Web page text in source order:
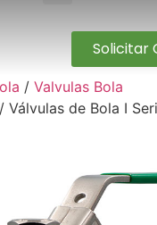
Solicitar
/ Valvulas Bola
/ Válvulas de Bola I